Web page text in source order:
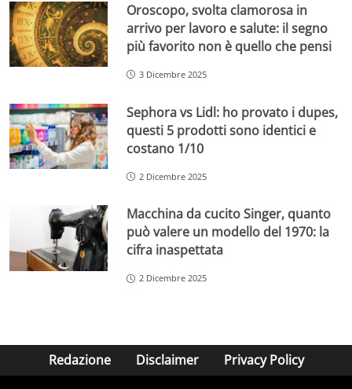
Oroscopo, svolta clamorosa in
arrivo per lavoro e salute: il segno
più favorito non è quello che pensi
3 Dicembre 2025
Sephora vs Lidl: ho provato i dupes,
questi 5 prodotti sono identici e
costano 1/10
2 Dicembre 2025
Macchina da cucito Singer, quanto
può valere un modello del 1970: la
cifra inaspettata
2 Dicembre 2025
Redazione Disclaimer Privacy Policy